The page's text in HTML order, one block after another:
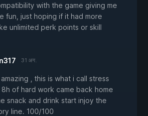
with the game giving me
fun, just hoping if it had more
unlimited perk points or skill
31 अग.
, this is what i call stress
of hard work came back home
snack and drink start injoy the
line. 100/100